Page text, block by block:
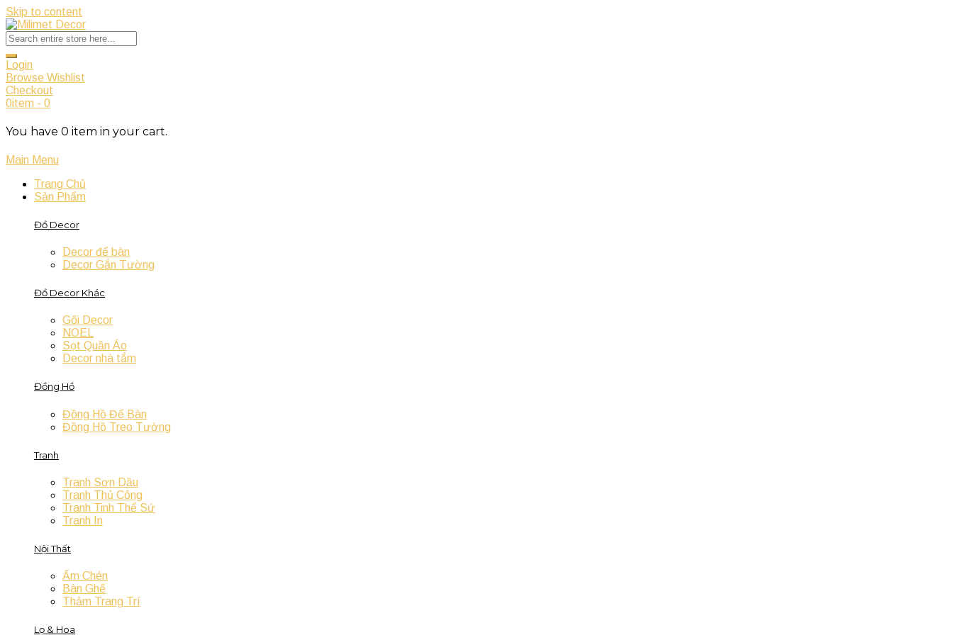
Skip to content
Login
Browse Wishlist
Checkout
0item - 0
You have 0 item in your cart.
Main Menu
Trang Chủ
Sản Phẩm
Đồ Decor
Decor để bàn
Decor Gắn Tường
Đồ Decor Khác
Gối Decor
NOEL
Sọt Quần Áo
Decor nhà tắm
Đồng Hồ
Đồng Hồ Để Bàn
Đồng Hồ Treo Tường
Tranh
Tranh Sơn Dầu
Tranh Thủ Công
Tranh Tinh Thể Sứ
Tranh In
Nội Thất
Ấm Chén
Bàn Ghế
Thảm Trang Trí
Lọ & Hoa